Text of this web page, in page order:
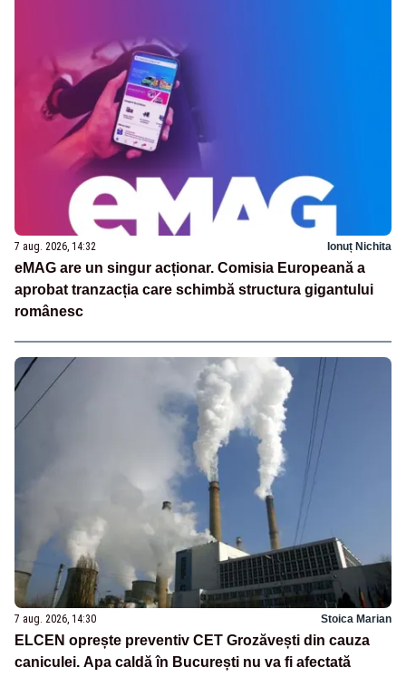
7 aug. 2026, 14:32 Ionuț Nichita
eMAG are un singur acționar. Comisia Europeană a
aprobat tranzacția care schimbă structura gigantului
românesc
7 aug. 2026, 14:30 Stoica Marian
ELCEN oprește preventiv CET Grozăvești din cauza
caniculei. Apa caldă în București nu va fi afectată